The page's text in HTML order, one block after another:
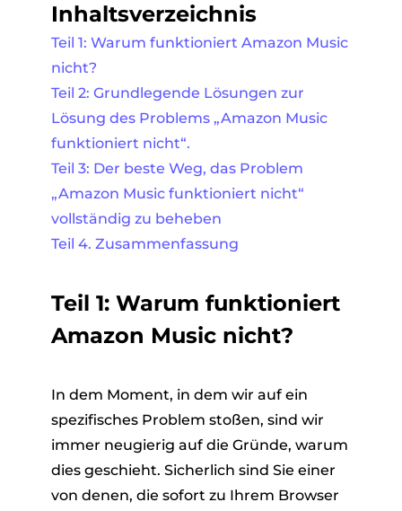
Inhaltsverzeichnis
Teil 1: Warum funktioniert Amazon Music
nicht?
Teil 2: Grundlegende Lösungen zur
Lösung des Problems „Amazon Music
funktioniert nicht“.
Teil 3: Der beste Weg, das Problem
„Amazon Music funktioniert nicht“
vollständig zu beheben
Teil 4. Zusammenfassung
Teil 1: Warum funktioniert
Amazon Music nicht?
In dem Moment, in dem wir auf ein
spezifisches Problem stoßen, sind wir
immer neugierig auf die Gründe, warum
dies geschieht. Sicherlich sind Sie einer
von denen, die sofort zu Ihrem Browser